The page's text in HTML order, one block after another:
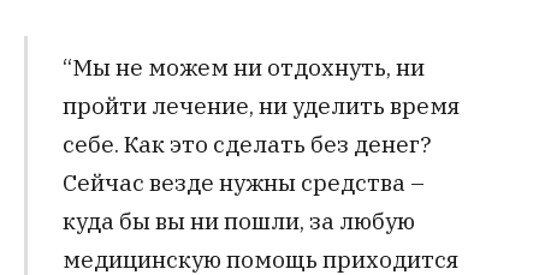
“Мы не можем ни отдохнуть, ни
пройти лечение, ни уделить время
себе. Как это сделать без денег?
Сейчас везде нужны средства –
куда бы вы ни пошли, за любую
медицинскую помощь приходится